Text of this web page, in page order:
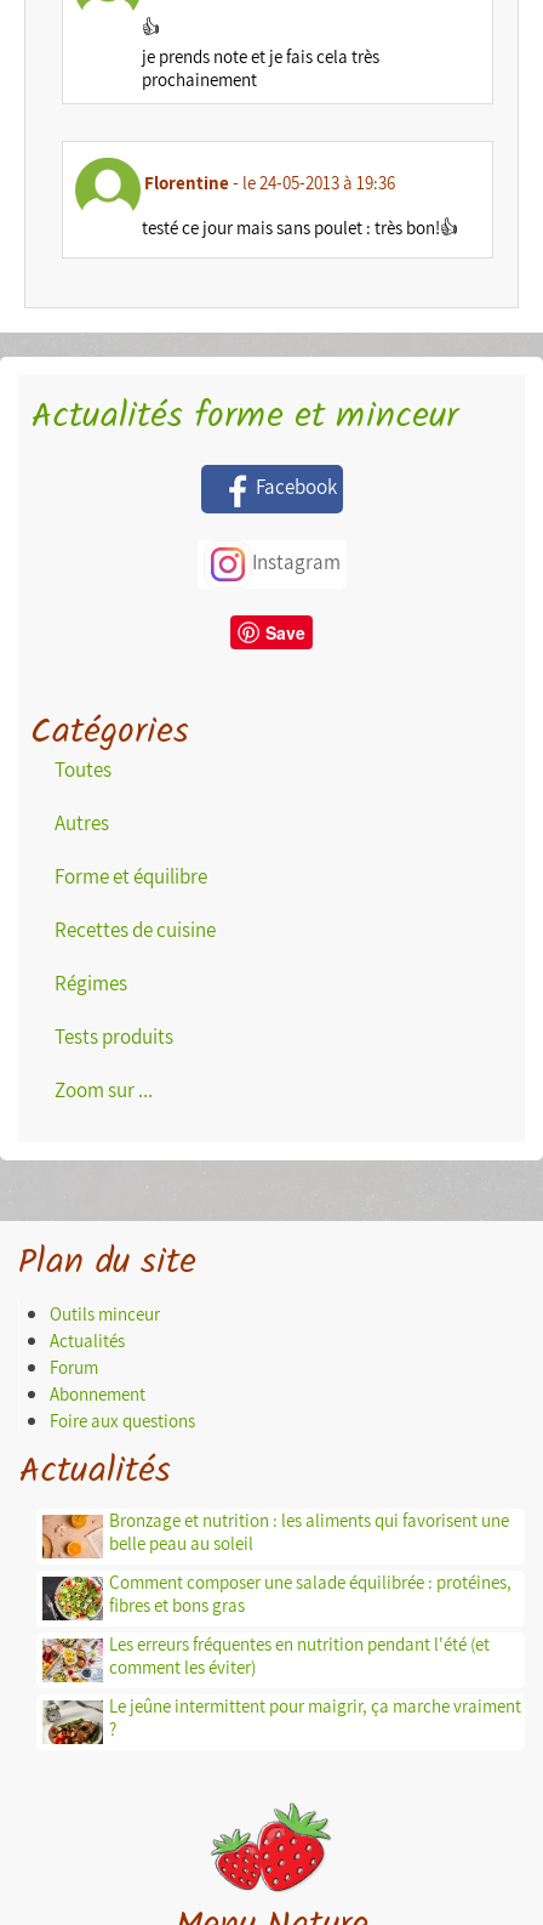
👍
je prends note et je fais cela très
prochainement
Florentine- le 24-05-2013 à 19:36
testé ce jour mais sans poulet : très bon!👍
Actualités forme et minceur
Facebook
Instagram
Save
Catégories
Toutes
Autres
Forme et équilibre
Recettes de cuisine
Régimes
Tests produits
Zoom sur ...
Plan du site
Outils minceur
Actualités
Forum
Abonnement
Foire aux questions
Actualités
Bronzage et nutrition : les aliments qui favorisent une
belle peau au soleil
Comment composer une salade équilibrée : protéines,
fibres et bons gras
Les erreurs fréquentes en nutrition pendant l'été (et
comment les éviter)
Le jeûne intermittent pour maigrir, ça marche vraiment
?